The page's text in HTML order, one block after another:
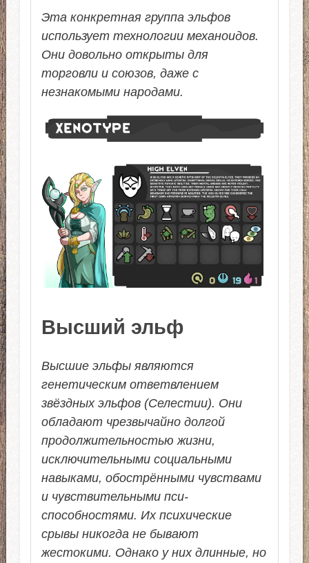
Эта конкретная группа эльфов
использует технологии механоидов.
Они довольно открыты для
торговли и союзов, даже с
незнакомыми народами.
Высший эльф
Высшие эльфы являются
генетическим ответвлением
звёздных эльфов (Селестии). Они
обладают чрезвычайно долгой
продолжительностью жизни,
исключительными социальными
навыками, обострёнными чувствами
и чувствительными пси-
способностями. Их психические
срывы никогда не бывают
жестокими. Однако у них длинные, но